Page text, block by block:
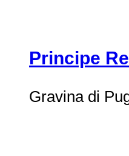
Principe
Gravina di